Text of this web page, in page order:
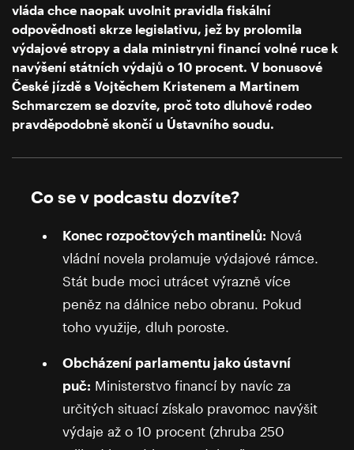
vláda chce naopak uvolnit pravidla fiskální
odpovědnosti skrze legislativu, jež by prolomila
výdajové stropy a dala ministryni financí volné ruce k
navýšení státních výdajů o 10 procent. V bonusové
České jízdě s Vojtěchem Kristenem a Martinem
Schmarczem se dozvíte, proč toto dluhové rodeo
pravděpodobně skončí u Ústavního soudu.
Co se v podcastu dozvíte?
Konec rozpočtových mantinelů: Nová
vládní novela prolamuje výdajové rámce.
Stát bude moci utrácet výrazně více
peněz na dálnice nebo obranu. Pokud
toho využije, dluh poroste.
Obcházení parlamentu jako ústavní
puč: Ministerstvo financí by navíc za
určitých situací získalo pravomoc navýšit
výdaje až o 10 procent (zhruba 250